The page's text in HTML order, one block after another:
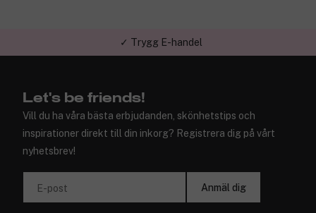
✓ Trygg E-handel
Let's be friends!
Vill du ha våra bästa erbjudanden, skönhetstips och
inspirationer direkt till din inkorg? Registrera dig på vårt
nyhetsbrev!
E-post Anmäl dig